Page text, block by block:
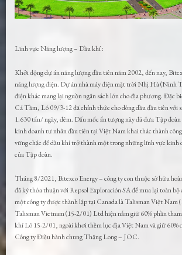
Lĩnh vực Năng lượng – Dầu khí :
Khởi động dự án năng lượng đầu tiên năm 2002, đến nay,
năng lượng điện. Dự án nhà máy điện mặt trời Nhị Hà (Ninh
điện khác mang lại nguồn ngân sách lớn cho địa phương. Đặc
Cá Tầm, Lô 09/3-12 đã chính thức cho dòng dầu đầu tiên với
1.630 tấn/ ngày, đêm. Dấu mốc ấn tượng này đã đưa Tập
kinh doanh tư nhân đầu tiên tại Việt Nam khai thác thành
vững chắc để dầu khí trở thành một trong những lĩnh vực kinh
của Tập đoàn.
Tháng 8/2021, Bitexco Energy – công ty con thuộc sở hữu
đã ký thỏa thuận với Repsol Exploración SA để mua lại toàn
một công ty được thành lập tại Canada là Talisman Việt Nam
Talisman Vietnam (15-2/01) Ltd hiện nắm giữ 60% phần
khí Lô 15-2/01, ngoài khơi thềm lục địa Việt Nam và giữ 60%
Công ty Điều hành chung Thăng Long – JOC.